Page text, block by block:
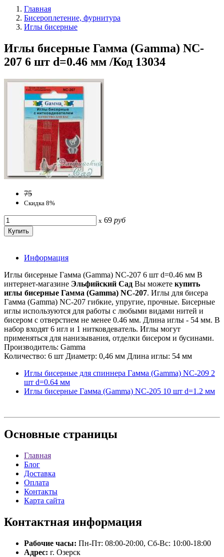
Главная
Бисероплетение, фурнитура
Иглы бисерные
Иглы бисерные Гамма (Gamma) NC-
207 6 шт d=0.46 мм /Код 13034
75
Скидка 8%
x 69 руб
Информация
Иглы бисерные Гамма (Gamma) NC-207 6 шт d=0.46 мм В
интернет-магазине Эльфийский Сад Вы можете купить
иглы бисерные Гамма (Gamma) NC-207. Иглы для бисера
Гамма (Gamma) NC-207 гибкие, упругие, прочные. Бисерные
иглы используются для работы с любыми видами нитей и
бисером с отверстием не менее 0.46 мм. Длина иглы - 54 мм. В
набор входят 6 игл и 1 нитковдеватель. Иглы могут
применяться для нанизывания, отделки бисером и бусинами.
Производитель: Gamma
Количество: 6 шт Диаметр: 0,46 мм Длина иглы: 54 мм
Иглы бисерные для спиннера Гамма (Gamma) NC-209 2
шт d=0.64 мм
Иглы бисерные Гамма (Gamma) NC-205 10 шт d=1.2 мм
Основные страницы
Главная
Блог
Доставка
Оплата
Контакты
Карта сайта
Контактная информация
Рабочие часы: Пн-Пт: 08:00-20:00, Сб-Вс: 10:00-18:00
Адрес: г. Озерск